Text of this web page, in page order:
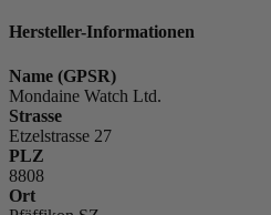
Hersteller-Informationen
Name (GPSR)
Mondaine Watch Ltd.
Strasse
Etzelstrasse 27
PLZ
8808
Ort